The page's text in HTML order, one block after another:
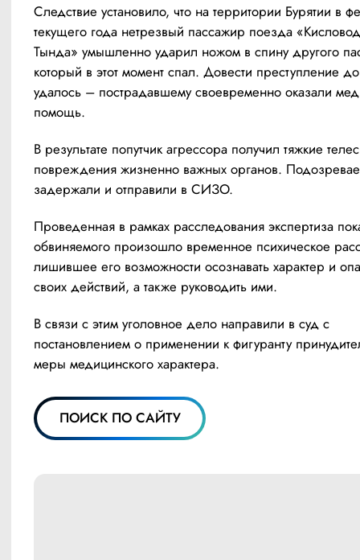
Следствие установило, что на территории Бурятии в
текущего года нетрезвый пассажир поезда
Тында» умышленно ударил ножом в спину другого
который в этот момент спал. Довести преступление
удалось – пострадавшему своевременно оказали
помощь.
В результате попутчик агрессора получил тяжкие
повреждения жизненно важных органов.
задержали и отправили в СИЗО.
Проведенная в рамках расследования экспертиза
обвиняемого произошло временное психическое
лишившее его возможности осознавать характер и
своих действий, а также руководить ими.
В связи с этим уголовное дело направили в суд с
постановлением о применении к фигуранту
меры медицинского характера.
ПОИСК ПО САЙТУ